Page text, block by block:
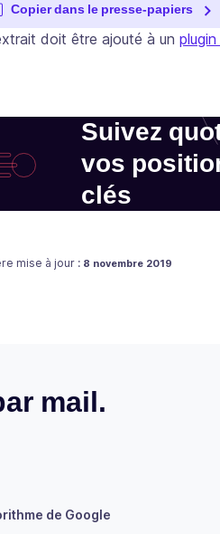
Copier dans le presse-papiers
doit être ajouté à un
Suivez
vos
clés
mise à jour : Publié le
8 novembre 2019
mail.
de Google